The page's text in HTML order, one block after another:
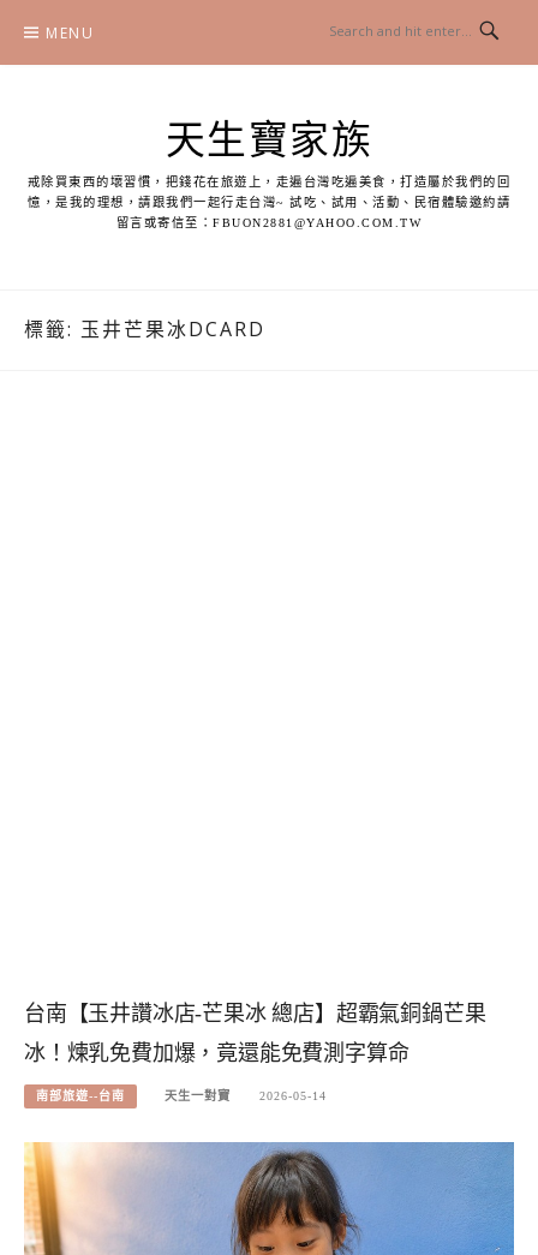
content
MENU
天生寶家族
戒除買東西的壞習慣，把錢花在旅遊上，走遍台灣吃遍美食，打造屬於我們的回
憶，是我的理想，請跟我們一起行走台灣~ 試吃、試用、活動、民宿體驗邀約請
留言或寄信至：FBUON2881@YAHOO.COM.TW
標籤: 玉井芒果冰DCARD
台南【玉井讚冰店-芒果冰 總店】超霸氣銅鍋芒果
冰！煉乳免費加爆，竟還能免費測字算命
南部旅遊--台南 天生一對寶 2026-05-14